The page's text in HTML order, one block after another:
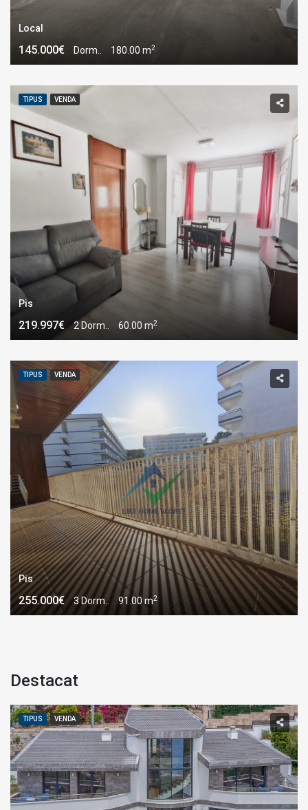
Local
145.000€ Dorm.. 180.00 m2
TIPUS VENDA
Pis
219.997€ 2 Dorm.. 60.00 m2
TIPUS VENDA
Pis
255.000€ 3 Dorm.. 91.00 m2
destacat
TIPUS VENDA